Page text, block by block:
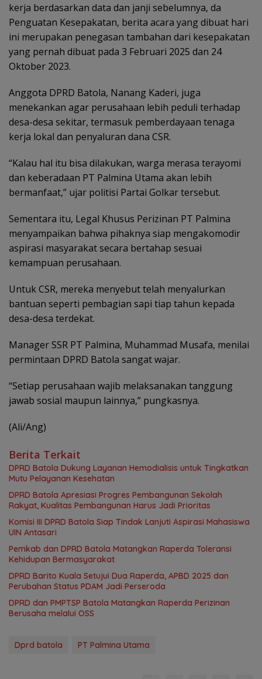
kerja berdasarkan data dan janji sebelumnya, da
Penguatan Kesepakatan, berita acara yang dibuat hari
ini merupakan penegasan tambahan dari kesepakatan
yang pernah dibuat pada 3 Februari 2025 dan 24
Oktober 2023.
Anggota DPRD Batola, Nanang Kaderi, juga
menekankan agar perusahaan lebih peduli terhadap
desa-desa sekitar, termasuk pemberdayaan tenaga
kerja lokal dan penyaluran dana CSR.
“Kalau hal itu bisa dilakukan, warga merasa terayomi
dan keberadaan PT Palmina Utama akan lebih
bermanfaat,” ujar politisi Partai Golkar tersebut.
Sementara itu, Legal Khusus Perizinan PT Palmina
menyampaikan bahwa pihaknya siap mengakomodir
aspirasi masyarakat secara bertahap sesuai
kemampuan perusahaan.
Untuk CSR, mereka menyebut telah menyalurkan
bantuan seperti pembagian sapi tiap tahun kepada
desa-desa terdekat.
Manager SSR PT Palmina, Muhammad Musafa, menilai
permintaan DPRD Batola sangat wajar.
“Setiap perusahaan wajib melaksanakan tanggung
jawab sosial maupun lainnya,” pungkasnya.
(Ali/Ang)
Berita Terkait
DPRD Batola Dukung Layanan Hemodialisis untuk Tingkatkan
Mutu Pelayanan Kesehatan
DPRD Batola Apresiasi Progres Pembangunan Sekolah
Rakyat, Kualitas Pembangunan Harus Jadi Prioritas
Komisi III DPRD Batola Siap Tindak Lanjuti Aspirasi Mahasiswa
UIN Antasari
Pemkab dan DPRD Batola Matangkan Raperda Toleransi
Kehidupan Bermasyarakat
DPRD Barito Kuala Setujui Dua Raperda, APBD 2025 dan
Perubahan Status PDAM Jadi Perseroda
DPRD dan PMPTSP Batola Matangkan Raperda Perizinan
Berusaha melalui OSS
Dprd batola PT Palmina Utama